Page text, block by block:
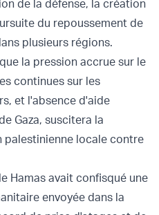
de la défense, la création
du repoussement de
plusieurs régions.
la pression accrue sur le
continues sur les
et l'absence d'aide
Gaza, suscitera la
locale contre
Hamas avait confisqué une
envoyée dans la